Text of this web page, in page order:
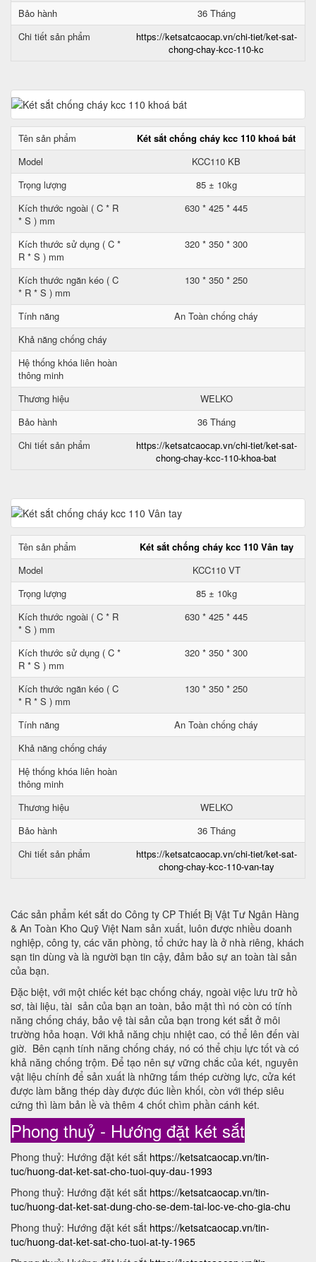
Bảo hành
36 Tháng
Chi tiết sản phẩm
https://ketsatcaocap.vn/chi-tiet/ket-sat-
chong-chay-kcc-110-kc
Tên sản phẩm
Két sắt chống cháy kcc 110 khoá bát
Model
KCC110 KB
Trọng lượng
85 ± 10kg
Kích thước ngoài ( C * R
* S ) mm
630 * 425 * 445
Kích thước sử dụng ( C *
R * S ) mm
320 * 350 * 300
Kích thước ngăn kéo ( C
* R * S ) mm
130 * 350 * 250
Tính năng
An Toàn chống cháy
Khả năng chống cháy
Hệ thống khóa liên hoàn
thông minh
Thương hiệu
WELKO
Bảo hành
36 Tháng
Chi tiết sản phẩm
https://ketsatcaocap.vn/chi-tiet/ket-sat-
chong-chay-kcc-110-khoa-bat
Tên sản phẩm
Két sắt chống cháy kcc 110 Vân tay
Model
KCC110 VT
Trọng lượng
85 ± 10kg
Kích thước ngoài ( C * R
* S ) mm
630 * 425 * 445
Kích thước sử dụng ( C *
R * S ) mm
320 * 350 * 300
Kích thước ngăn kéo ( C
* R * S ) mm
130 * 350 * 250
Tính năng
An Toàn chống cháy
Khả năng chống cháy
Hệ thống khóa liên hoàn
thông minh
Thương hiệu
WELKO
Bảo hành
36 Tháng
Chi tiết sản phẩm
https://ketsatcaocap.vn/chi-tiet/ket-sat-
chong-chay-kcc-110-van-tay
Các sản phẩm két sắt do Công ty CP Thiết Bị Vật Tư Ngân Hàng
& An Toàn Kho Quỹ Việt Nam sản xuất, luôn được nhiều doanh
nghiệp, công ty, các văn phòng, tổ chức hay là ở nhà riêng, khách
sạn tin dùng và là người bạn tin cậy, đảm bảo sự an toàn tài sản
của bạn.
Đặc biệt, với một chiếc két bạc chống cháy, ngoài việc lưu trữ hồ
sơ, tài liệu, tài sản của bạn an toàn, bảo mật thì nó còn có tính
năng chống cháy, bảo vệ tài sản của bạn trong két sắt ở môi
trường hỏa hoạn. Với khả năng chịu nhiệt cao, có thể lên đến vài
giờ. Bên cạnh tính năng chống cháy, nó có thể chịu lực tốt và có
khả năng chống trộm. Để tạo nên sự vững chắc của két, nguyên
vật liệu chính để sản xuất là những tấm thép cường lực, cửa két
được làm bằng thép dày được đúc liền khối, còn với thép siêu
cứng thì làm bản lề và thêm 4 chốt chìm phần cánh két.
Phong thuỷ - Hướng đặt két sắt
Phong thuỷ: Hướng đặt két sắt https://ketsatcaocap.vn/tin-
tuc/huong-dat-ket-sat-cho-tuoi-quy-dau-1993
Phong thuỷ: Hướng đặt két sắt https://ketsatcaocap.vn/tin-
tuc/huong-dat-ket-sat-dung-cho-se-dem-tai-loc-ve-cho-gia-chu
Phong thuỷ: Hướng đặt két sắt https://ketsatcaocap.vn/tin-
tuc/huong-dat-ket-sat-cho-tuoi-at-ty-1965